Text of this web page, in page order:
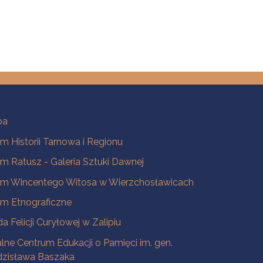
Historii Tarnowa i Regionu
Ratusz - Galeria Sztuki Dawnej
Wincentego Witosa w Wierzchosławicach
Etnograficzne
Felicji Curyłowej w Zalipiu
Centrum Edukacji o Pamięci im. gen.
Baszaka